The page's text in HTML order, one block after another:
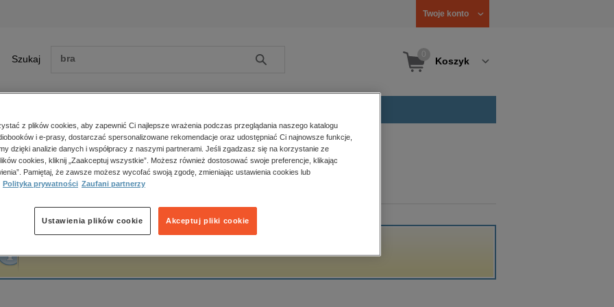
Twoje konto
Szukaj Szukaj Koszyk
Zobacz wszystkie E-prasa
polityka, społeczno-informacyjne
psychologiczne
popularno-naukowe
historia
główna Marta Momot
Momot
z plików cookies, aby zapewnić Ci najlepsze wrażenia podczas przeglądania naszego katalogu
i e-prasy, dostarczać spersonalizowane rekomendacje oraz udostępniać Ci najnowsze funkcje,
dzięki analizie danych i współpracy z naszymi partnerami. Jeśli zgadzasz się na korzystanie ze
cookies, kliknij „Zaakceptuj wszystkie”. Możesz również dostosować swoje preferencje, klikając
Pamiętaj, że zawsze możesz wycofać swoją zgodę, zmieniając ustawienia cookies lub
Polityka prywatności Zaufani partnerzy
Akceptuj pliki cookie
Ustawienia plików cookie